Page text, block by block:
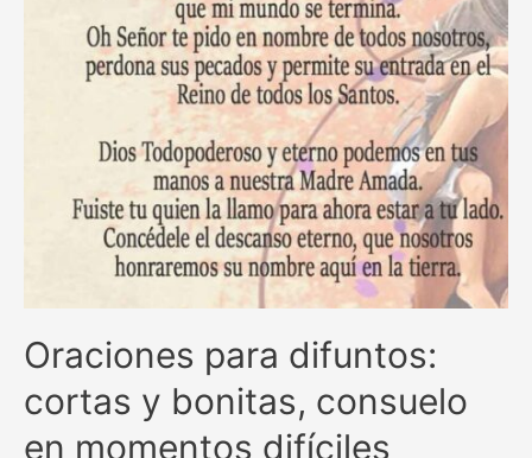
Oraciones para difuntos:
cortas y bonitas, consuelo
en momentos difíciles